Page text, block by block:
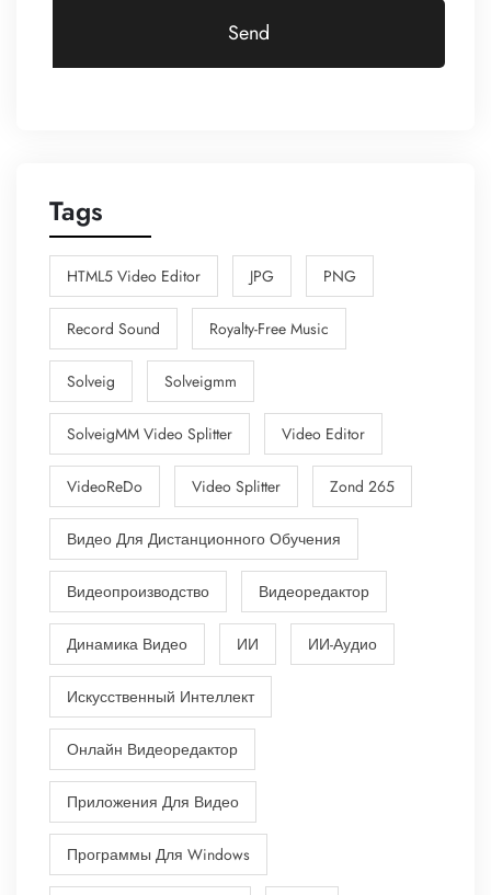
Send
Tags
HTML5 Video Editor JPG PNG
Record Sound Royalty-Free Music
Solveig Solveigmm
SolveigMM Video Splitter Video Editor
VideoReDo Video Splitter Zond 265
Видео Для Дистанционного Обучения
Видеопроизводство Видеоредактор
Динамика Видео ИИ ИИ-Аудио
Искусственный Интеллект
Онлайн Видеоредактор
Приложения Для Видео
Программы Для Windows